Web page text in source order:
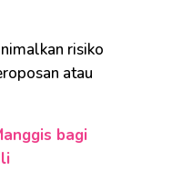
risiko
atau
bagi